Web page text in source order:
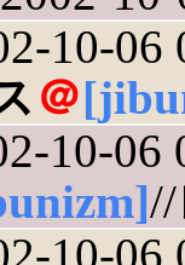
10-06
＠
10-06